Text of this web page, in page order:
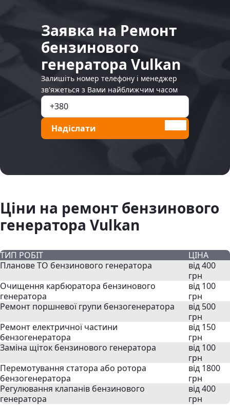
Заявка на Ремонт
бензинового
генератора Vulkan
Залишіть номер телефону і менеджер
зв'яжеться з Вами найближчим часом
Надіслати
Ціни на ремонт бензинового
генератора Vulkan
ТИП РОБІТ
ЦІНА
Планове ТО бензинового генератора
від 400
грн
Очищення карбюратора бензинового
генератора
від 100
грн
Ремонт поршневої групи бензогенератора
від 500
грн
Ремонт електричної частини
бензогенератора
від 150
грн
Заміна щіток бензинового генератора
від 100
грн
Перемотування статора або ротора
бензогенератора
від 1800
грн
Регулювання клапанів бензинового
генератора
від 400
грн